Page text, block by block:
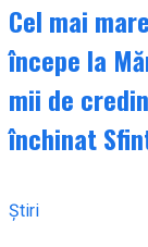
Cel mai
începe la
mii de
închinat
Știri